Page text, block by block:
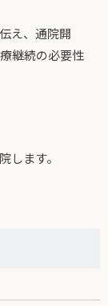
え、通院開
継続の必要性
します。